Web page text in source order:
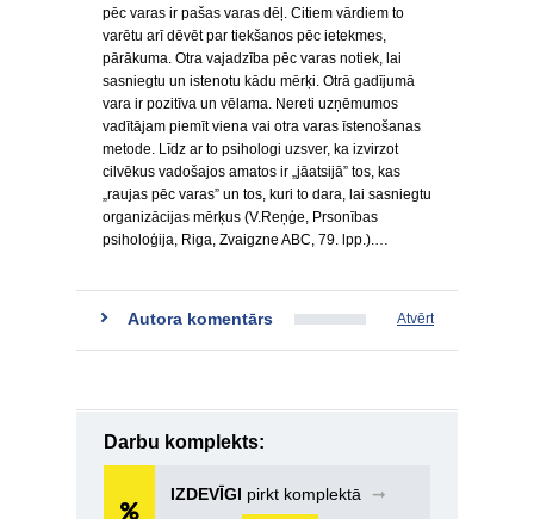
pēc varas ir pašas varas dēļ. Citiem vārdiem to
varētu arī dēvēt par tiekšanos pēc ietekmes,
pārākuma. Otra vajadzība pēc varas notiek, lai
sasniegtu un istenotu kādu mērķi. Otrā gadījumā
vara ir pozitīva un vēlama. Nereti uzņēmumos
vadītājam piemīt viena vai otra varas īstenošanas
metode. Līdz ar to psihologi uzsver, ka izvirzot
cilvēkus vadošajos amatos ir „jāatsijā” tos, kas
„raujas pēc varas” un tos, kuri to dara, lai sasniegtu
organizācijas mērķus (V.Reņģe, Prsonības
psiholoģija, Riga, Zvaigzne ABC, 79. lpp.).…
Autora komentārs Atvērt
Darbu komplekts:
IZDEVĪGI pirkt komplektā
➞